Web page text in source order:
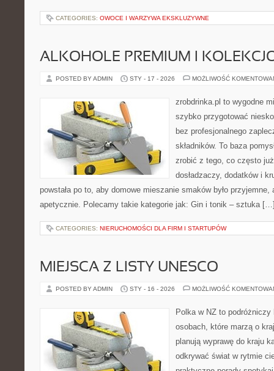
CATEGORIES: OWOCE I WARZYWA EKSKLUZYWNE
ALKOHOLE PREMIUM I
POSTED BY ADMIN STY - 17 - 2026 MOŻLIWOŚĆ
zrobdrinka.pl to wygodne
szybko przygotować
bez profesjonalnego
składników. To baza
zrobić z tego, co często
dosładzaczy, dodatków i
powstała po to, aby domowe mieszanie smaków było przyjemne,
apetycznie. Polecamy takie kategorie jak: Gin i tonik – sztuka
CATEGORIES: NIERUCHOMOŚCI DLA FIRM I STARTUPÓW
MIEJSCA Z LISTY UNESCO
POSTED BY ADMIN STY - 16 - 2026 MOŻLIWOŚĆ
Polka w NZ to
osobach, które marzą o
planują wyprawę do kraju
odkrywać świat w rytmie